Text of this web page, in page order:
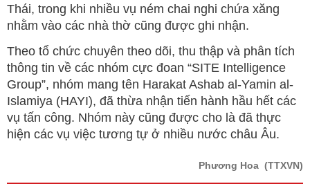
Thái, trong khi nhiều vụ ném chai nghi chứa xăng
nhằm vào các nhà thờ cũng được ghi nhận.
Theo tổ chức chuyên theo dõi, thu thập và phân tích
thông tin về các nhóm cực đoan “SITE Intelligence
Group”, nhóm mang tên Harakat Ashab al-Yamin al-
Islamiya (HAYI), đã thừa nhận tiến hành hầu hết các
vụ tấn công. Nhóm này cũng được cho là đã thực
hiện các vụ việc tương tự ở nhiều nước châu Âu.
Phương Hoa (TTXVN)